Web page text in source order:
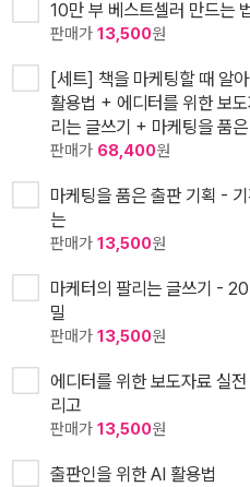
10만 부 베스트셀러 만드는
판매가 13,500원
[세트] 책을 마케팅할 때 알
활용법 + 에디터를 위한 보
리는 글쓰기 + 마케팅을 품
판매가 68,400원
마케팅을 품은 출판 기획 -
는
판매가 13,500원
마케터의 팔리는 글쓰기 -
밀
판매가 13,500원
에디터를 위한 보도자료 실
리고
판매가 13,500원
출판인을 위한 AI 활용법